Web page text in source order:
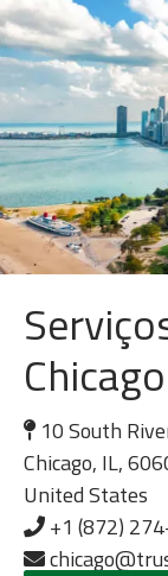
Chicago
10 South
Chicago, IL,
United States
+1 (872)